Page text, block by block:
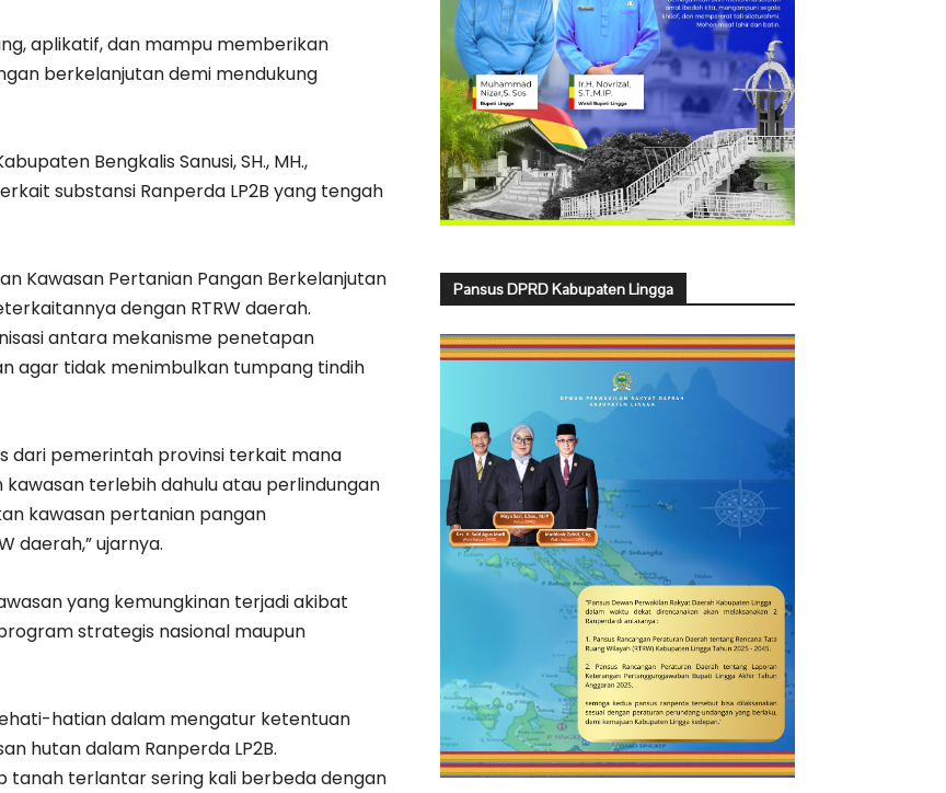
aplikatif, dan mampu memberikan
berkelanjutan demi mendukung
Bengkalis Sanusi, SH., MH.,
substansi Ranperda LP2B yang tengah
Kawasan Pertanian Pangan Berkelanjutan
dengan RTRW daerah.
antara mekanisme penetapan
agar tidak menimbulkan tumpang tindih
dari pemerintah provinsi terkait mana
terlebih dahulu atau perlindungan
kawasan pertanian pangan
daerah,” ujarnya.
yang kemungkinan terjadi akibat
strategis nasional maupun
hatian dalam mengatur ketentuan
hutan dalam Ranperda LP2B.
tanah terlantar sering kali berbeda dengan
Pansus DPRD Kabupaten Lingga